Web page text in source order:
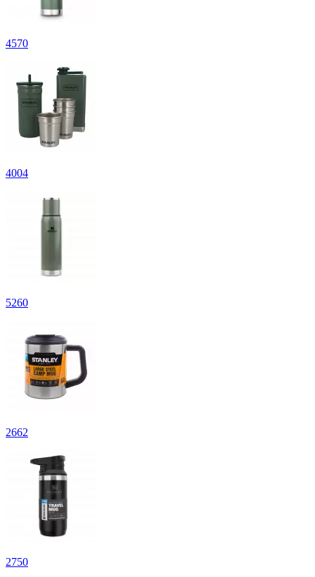
4570
4004
5260
2662
2750